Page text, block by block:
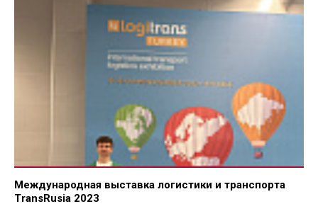
Международная выставка логистики и транспорта
TransRusia 2023